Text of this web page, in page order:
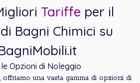
Tariffe per il
Bagni Chimici su
Opzioni di Noleggio
, offriamo una vasta gamma di opzioni di